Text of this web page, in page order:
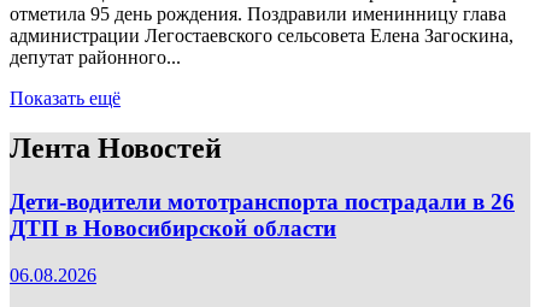
отметила 95 день рождения. Поздравили именинницу глава
администрации Легостаевского сельсовета Елена Загоскина,
депутат районного...
Показать ещё
Лента Новостей
Дети-водители мототранспорта пострадали в 26
ДТП в Новосибирской области
06.08.2026